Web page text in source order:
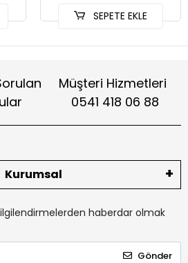
SEPETE EKLE
Müşteri Hizmetleri
0541 418 06 88
Kurumsal
haberdar olmak
Gönder